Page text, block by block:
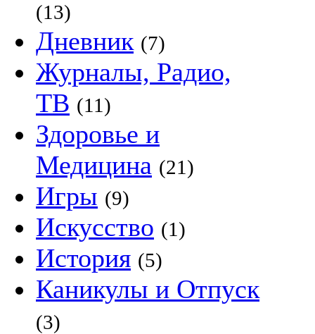
(13)
Дневник (7)
Журналы, Радио,
ТВ (11)
Здоровье и
Медицина (21)
Игры (9)
Искусство (1)
История (5)
Каникулы и Отпуск
(3)